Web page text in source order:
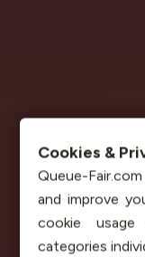
Cookies &
Queue-
and improve
cookie
categories